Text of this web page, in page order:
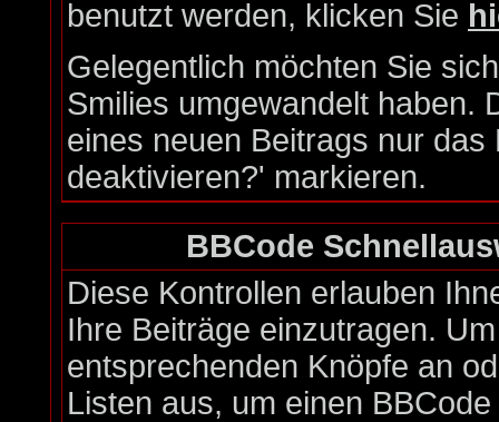
benutzt werden, klicken Sie
Gelegentlich möchten Sie
Smilies umgewandelt haben.
eines neuen Beitrags nur
deaktivieren?' markieren.
BBCode
Diese Kontrollen erlauben
Ihre Beiträge einzutragen.
entsprechenden Knöpfe an
Listen aus, um einen